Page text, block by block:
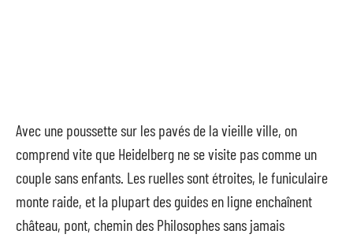
Avec une poussette sur les pavés de la vieille ville, on
comprend vite que Heidelberg ne se visite pas comme un
couple sans enfants. Les ruelles sont étroites, le funiculaire
monte raide, et la plupart des guides en ligne enchaînent
château, pont, chemin des Philosophes sans jamais